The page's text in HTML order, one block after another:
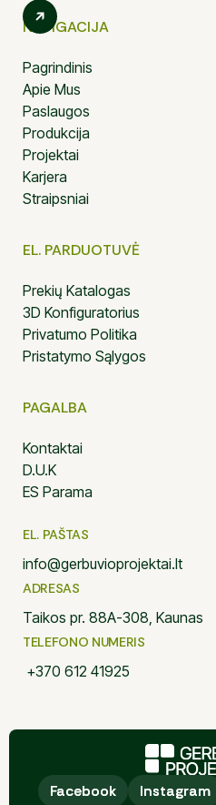
NAVIGACIJA
Pagrindinis
Apie Mus
Paslaugos
Produkcija
Projektai
Karjera
Straipsniai
EL. PARDUOTUVĖ
Prekių Katalogas
3D Konfiguratorius
Privatumo Politika
Pristatymo Sąlygos
PAGALBA
Kontaktai
D.U.K
ES Parama
EL. PAŠTAS
info@gerbuvioprojektai.lt
ADRESAS
Taikos pr. 88A-308, Kaunas
TELEFONO NUMERIS
+370 612 41925
Facebook
Facebook Instagram
Instagram